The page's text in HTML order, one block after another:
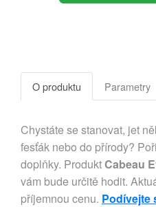
O produktu Parametry
Chystáte se stanovat, jet
fesťák nebo do přírody?
doplňky. ProduktCabeau
vám bude určitě hodit.
příjemnou cenu. Podívejte